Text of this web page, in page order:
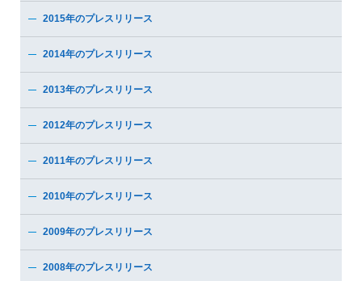
2015年のプレスリリース
2014年のプレスリリース
2013年のプレスリリース
2012年のプレスリリース
2011年のプレスリリース
2010年のプレスリリース
2009年のプレスリリース
2008年のプレスリリース